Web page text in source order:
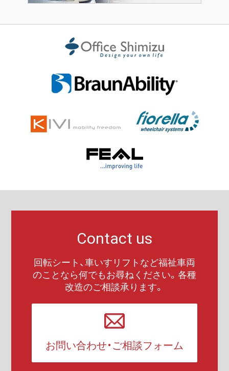
Contact us
回転シート、車いすリフトなど福祉車両
のことなら何でもお尋ねください。各種
改造のご相談承ります。
お問い合わせ・ご相談フォーム